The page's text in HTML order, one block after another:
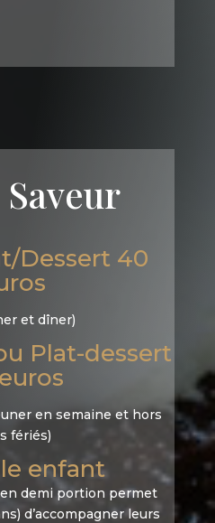
Dessert 40
et dîner)
Plat-dessert
en semaine et hors
fériés)
enfant
demi portion permet
d’accompagner leurs